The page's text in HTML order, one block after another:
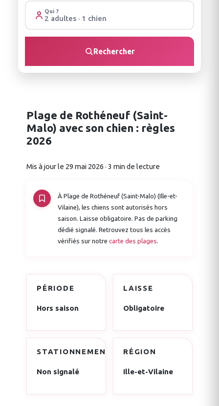
Qui ?
2 adultes · 1 chien
Rechercher
Plage de Rothéneuf (Saint-
Malo) avec son chien : règles
2026
Mis à jour le 29 mai 2026 · 3 min de lecture
À Plage de Rothéneuf (Saint-Malo) (Ille-et-
Vilaine), les chiens sont autorisés hors
saison. Laisse obligatoire. Pas de parking
dédié signalé. Retrouvez tous les accès
vérifiés sur notre carte des plages.
PÉRIODE
Hors saison
LAISSE
Obligatoire
STATIONNEMENT
Non signalé
RÉGION
Ille-et-Vilaine